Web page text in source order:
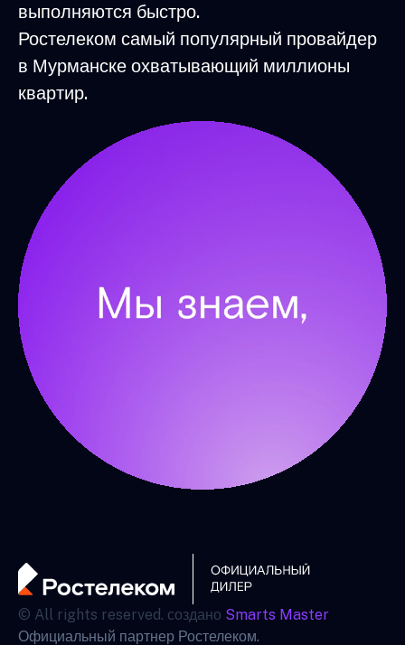
выполняются быстро.
Ростелеком самый популярный провайдер
в Мурманске охватывающий миллионы
квартир.
© All rights reserved. создано Smarts Master
Официальный партнер Ростелеком.